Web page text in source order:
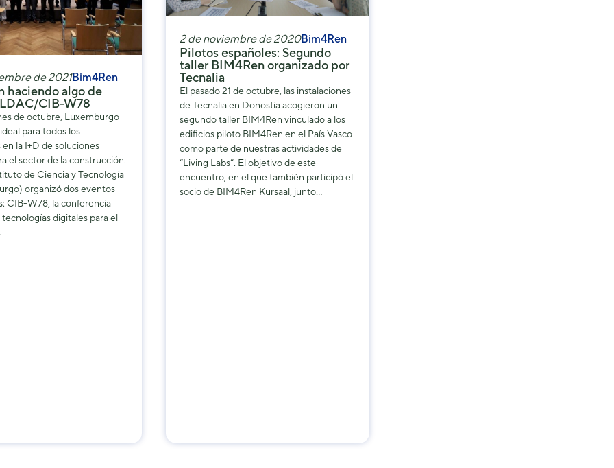
de 2021Bim4Ren
haciendo algo de
CIB-W78
de octubre, Luxemburgo
para todos los
la I+D de soluciones
el sector de la construcción.
de Ciencia y Tecnología
organizó dos eventos
CIB-W78, la conferencia
tecnologías digitales para el
2 de noviembre de 2020Bim4Ren
Pilotos españoles: Segundo
taller BIM4Ren organizado por
Tecnalia
El pasado 21 de octubre, las instalaciones
de Tecnalia en Donostia acogieron un
segundo taller BIM4Ren vinculado a los
edificios piloto BIM4Ren en el País Vasco
como parte de nuestras actividades de
“Living Labs”. El objetivo de este
encuentro, en el que también participó el
socio de BIM4Ren Kursaal, junto…